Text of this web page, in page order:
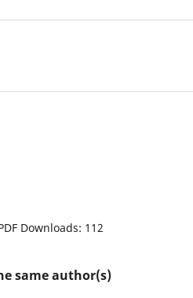
Downloads: 112
same author(s)